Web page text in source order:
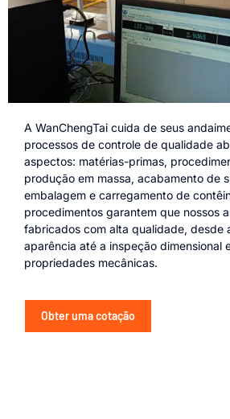
A WanChengTai cuida de seus
processos de controle de qualidade
aspectos: matérias-primas,
produção em massa, acabamento de
embalagem e carregamento de
procedimentos garantem que nossos
fabricados com alta qualidade, desde
aparência até a inspeção dimensional
propriedades mecânicas.
Obter uma cotação